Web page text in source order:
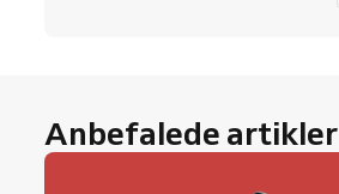
Anbefalede artikler